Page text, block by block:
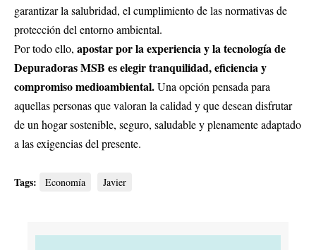
garantizar la salubridad, el cumplimiento de las normativas de
protección del entorno ambiental.
Por todo ello, apostar por la experiencia y la tecnología de
Depuradoras MSB es elegir tranquilidad, eficiencia y
compromiso medioambiental.Una opción pensada para
aquellas personas que valoran la calidad y que desean disfrutar
de un hogar sostenible, seguro, saludable y plenamente adaptado
a las exigencias del presente.
Tags: Economía Javier